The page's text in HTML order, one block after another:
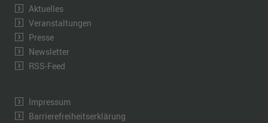
Aktuelles
Veranstaltungen
Presse
Newsletter
RSS-Feed
Impressum
Barrierefreiheitserklärung